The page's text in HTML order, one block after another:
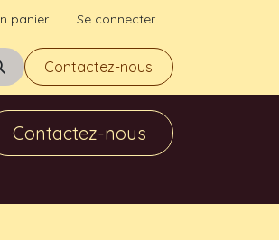
panier Se connecter
Contactez-nous
Contactez-nous